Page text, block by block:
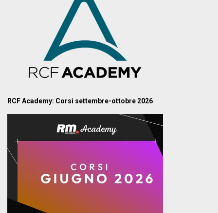
RCF Academy: Corsi settembre-ottobre 2026